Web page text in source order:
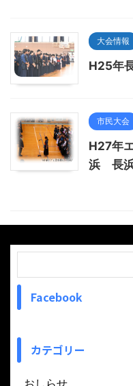
大会情報
H25年
市民大会
H27年
浜 長浜
Facebook
カテゴリー
おしらせ